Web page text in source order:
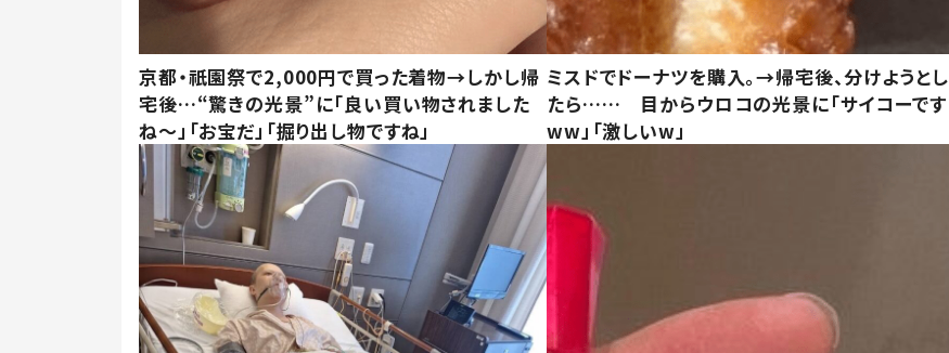
京都・祇園祭で2,000円で買った着物→しかし帰
宅後…“驚きの光景”に「良い買い物されました
ね～」「お宝だ」「掘り出し物ですね」
ミスドでドーナツを購入。→帰宅後、分けようとし
たら…… 目からウロコの光景に「サイコーです
ww」「激しいw」